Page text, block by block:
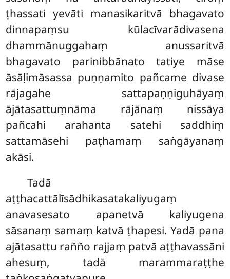
ṭhassati yevāti manasikaritvā bhagavato
dinnapaṃsu kūlacīvarādivasena
dhammānuggahaṃ anussaritvā
bhagavato parinibbānato tatiye māse
āsāḷimāsassa puṇṇamito pañcame divase
rājagahe sattapaṇṇiguhāyaṃ
ājātasattuṃnāma rājānaṃ nissāya
pañcahi arahanta satehi saddhiṃ
sattamāsehi paṭhamaṃ saṅgāyanaṃ
akāsi.
Tadā
aṭṭhacattālīsādhikasatakaliyugaṃ
anavasesato apanetvā kaliyugena
sāsanaṃ samaṃ katvā ṭhapesi. Yadā pana
ajātasattu rañño rajjaṃ patvā aṭṭhavassāni
ahesuṃ, tadā marammaraṭṭhe